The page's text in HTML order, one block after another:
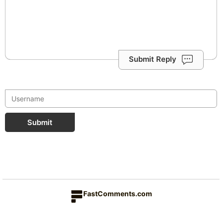
Submit Reply
Submit
FastComments.com